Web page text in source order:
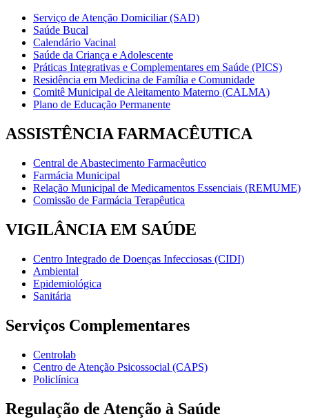
Serviço de Atenção Domiciliar (SAD)
Saúde Bucal
Calendário Vacinal
Saúde da Criança e Adolescente
Práticas Integrativas e Complementares em Saúde (PICS)
Residência em Medicina de Família e Comunidade
Comitê Municipal de Aleitamento Materno (CALMA)
Plano de Educação Permanente
ASSISTÊNCIA FARMACÊUTICA
Central de Abastecimento Farmacêutico
Farmácia Municipal
Relação Municipal de Medicamentos Essenciais (REMUME)
Comissão de Farmácia Terapêutica
VIGILÂNCIA EM SAÚDE
Centro Integrado de Doenças Infecciosas (CIDI)
Ambiental
Epidemiológica
Sanitária
Serviços Complementares
Centrolab
Centro de Atenção Psicossocial (CAPS)
Policlínica
Regulação de Atenção à Saúde